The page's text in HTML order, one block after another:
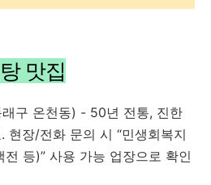
맛집
래구 온천동) - 50년 전통, 진한
현장/전화 문의 시 “민생회복지
전 등)” 사용 가능 업장으로 확인